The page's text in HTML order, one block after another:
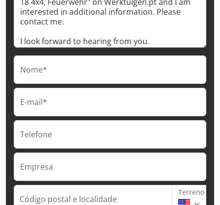
Nome*
E-mail*
Telefone
Empresa
Código postal e localidade
Terreno